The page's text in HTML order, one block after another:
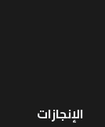
الإنجازات